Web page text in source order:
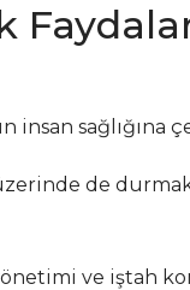
insan sağlığına
de
ve iştah